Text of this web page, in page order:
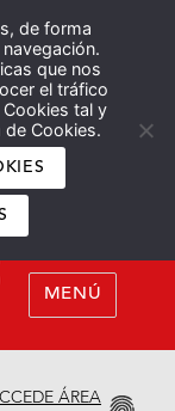
de forma
que nos
el tráfico
tal y
de Cookies.
English
MENÚ
ÁREA